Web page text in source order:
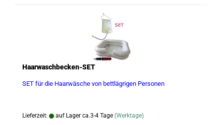
Haarwaschbecken-SET
SET für die Haarwäsche von bettlägrigen Personen
Lieferzeit: auf Lager ca.3-4 Tage (Werktage)